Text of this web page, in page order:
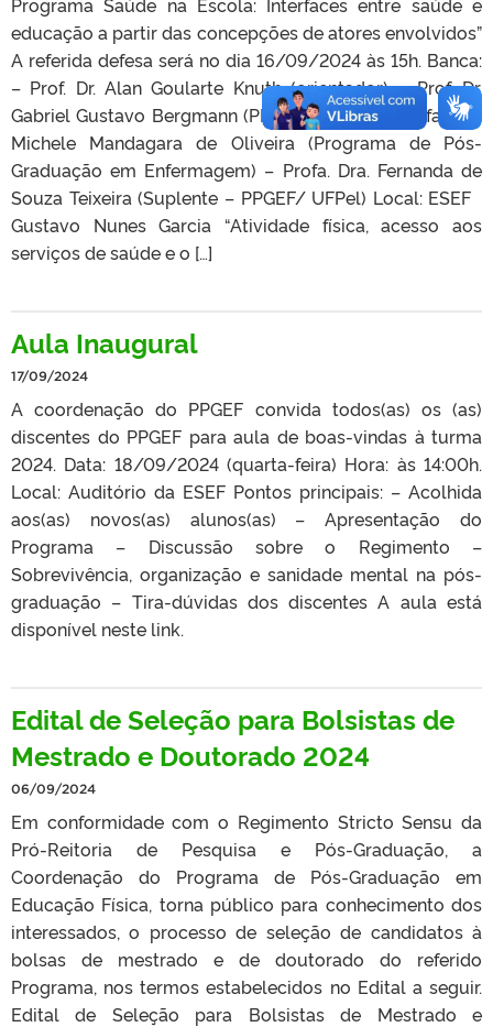
educação a partir das concepções de atores envolvidos”
A referida defesa será no dia 16/09/2024 às 15h. Banca:
– Prof. Dr. Alan Goularte Knuth (orientador) – Prof. Dr.
Gabriel Gustavo Bergmann (PPGEF/ UFPel) – Profa. Dra.
Michele Mandagara de Oliveira (Programa de Pós-
Graduação em Enfermagem) – Profa. Dra. Fernanda de
Souza Teixeira (Suplente – PPGEF/ UFPel) Local: ESEF
Gustavo Nunes Garcia “Atividade física, acesso aos
serviços de saúde e o […]
Aula Inaugural
17/09/2024
A coordenação do PPGEF convida todos(as) os (as)
discentes do PPGEF para aula de boas-vindas à turma
2024. Data: 18/09/2024 (quarta-feira) Hora: às 14:00h.
Local: Auditório da ESEF Pontos principais: – Acolhida
aos(as) novos(as) alunos(as) – Apresentação do
Programa – Discussão sobre o Regimento –
Sobrevivência, organização e sanidade mental na pós-
graduação – Tira-dúvidas dos discentes A aula está
disponível neste link.
Edital de Seleção para Bolsistas de
Mestrado e Doutorado 2024
06/09/2024
Em conformidade com o Regimento Stricto Sensu da
Pró-Reitoria de Pesquisa e Pós-Graduação, a
Coordenação do Programa de Pós-Graduação em
Educação Física, torna público para conhecimento dos
interessados, o processo de seleção de candidatos à
bolsas de mestrado e de doutorado do referido
Programa, nos termos estabelecidos no Edital a seguir.
Edital de Seleção para Bolsistas de Mestrado e